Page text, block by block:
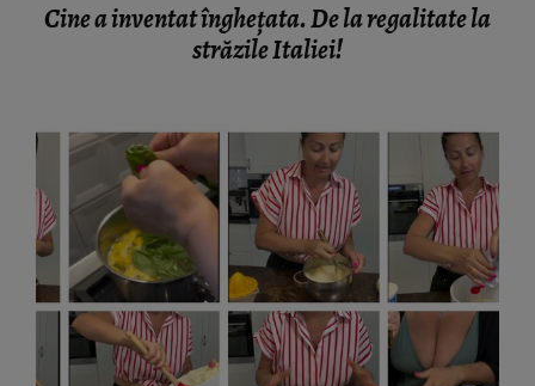
Cine a inventat înghețata. De la regalitate la
străzile Italiei!